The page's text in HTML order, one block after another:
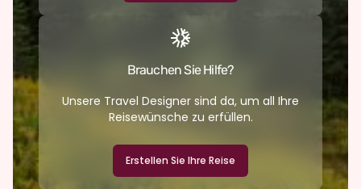
Brauchen Sie Hilfe?
Unsere Travel Designer sind da, um all Ihre
Reisewünsche zu erfüllen.
Erstellen Sie Ihre Reise